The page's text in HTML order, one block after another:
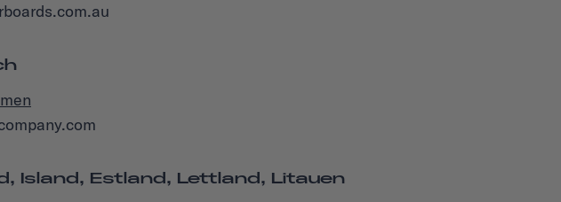
Island, Estland, Lettland, Litauen